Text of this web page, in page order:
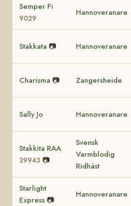
Semper Fi
9029
Hannoveranare
Stakkata 📷 Hannoveranare
Charisma 📷 Zangersheide
Sally Jo Hannoveranare
Stakkita RAA
29943 📷
Svensk
Varmblodig
Ridhäst
Starlight
Express 📷
Hannoveranare